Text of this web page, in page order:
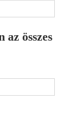
az összes